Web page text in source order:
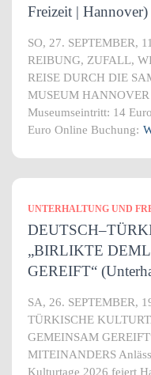
Freizeit | Hannover)
SO, 27. SEPTEMBER,
REIBUNG, ZUFALL,
REISE DURCH DIE
MUSEUM
Museumseintritt: 14
Euro Online Buchung:
UNTERHALTUNG UND
„BIRLIKTE
GEREIFT“
SA, 26. SEPTEMBER,
TÜRKISCHE
GEMEINSAM
MITEINANDERS
Kulturtage 2026 feiert